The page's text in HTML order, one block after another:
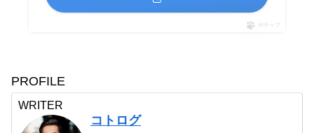
ポチップ
PROFILE
WRITER
コトログ